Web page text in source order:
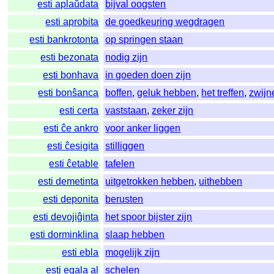
esti aplaŭdata
bijval oogsten
esti aprobita
de goedkeuring wegdragen
esti bankrotonta
op springen staan
esti bezonata
nodig zijn
esti bonhava
in goeden doen zijn
esti bonŝanca
boffen,geluk hebben, het treffen,
esti certa
vaststaan,zeker zijn
esti ĉe ankro
voor anker liggen
esti ĉesigita
stilliggen
esti ĉetable
tafelen
esti demetinta
uitgetrokken hebben, uithebben
esti deponita
berusten
esti devojiĝinta
het spoor bijster zijn
esti dorminklina
slaap hebben
esti ebla
mogelijk zijn
esti egala al
schelen